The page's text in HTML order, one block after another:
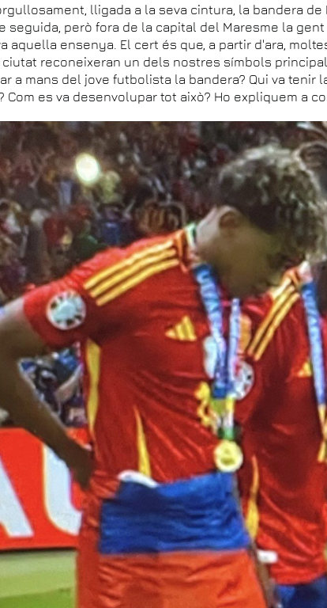
lligada a la seva cintura, la bandera de
seguida, però fora de la capital del Maresme la
aquella ensenya. El cert és que, a partir d'ara,
reconeixeran un dels nostres símbols
a mans del jove futbolista la bandera? Qui va tenir
Com es va desenvolupar tot això? Ho expliquem a